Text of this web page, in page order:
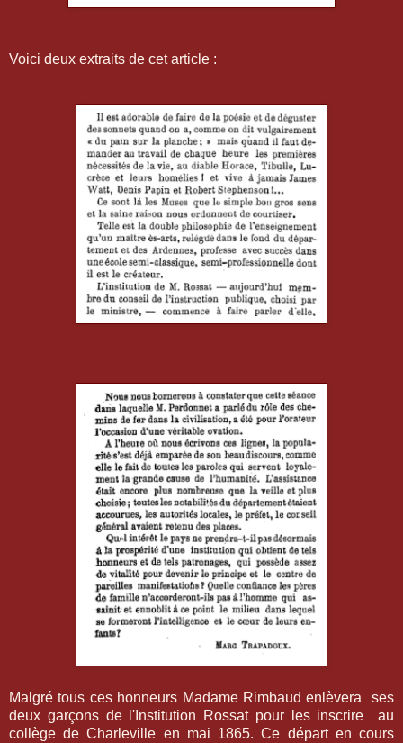
Voici deux extraits de cet article :
Malgré tous ces honneurs Madame Rimbaud enlèvera ses
deux garçons de l'Institution Rossat pour les inscrire au
collège de Charleville en mai 1865. Ce départ en cours